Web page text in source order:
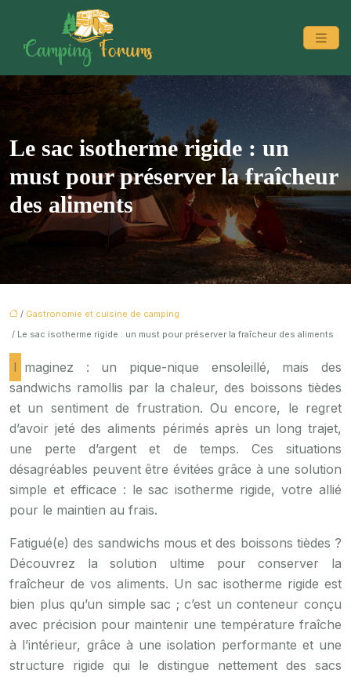
Le sac isotherme rigide : un
must pour préserver la fraîcheur
des aliments
/ Gastronomie et cuisine de camping
/ Le sac isotherme rigide : un must pour préserver la fraîcheur des aliments
Imaginez : un pique-nique ensoleillé, mais des
sandwichs ramollis par la chaleur, des boissons tièdes
et un sentiment de frustration. Ou encore, le regret
d’avoir jeté des aliments périmés après un long trajet,
une perte d’argent et de temps. Ces situations
désagréables peuvent être évitées grâce à une solution
simple et efficace : le sac isotherme rigide, votre allié
pour le maintien au frais.
Fatigué(e) des sandwichs mous et des boissons tièdes ?
Découvrez la solution ultime pour conserver la
fraîcheur de vos aliments. Un sac isotherme rigide est
bien plus qu’un simple sac ; c’est un conteneur conçu
avec précision pour maintenir une température fraîche
à l’intérieur, grâce à une isolation performante et une
structure rigide qui le distingue nettement des sacs